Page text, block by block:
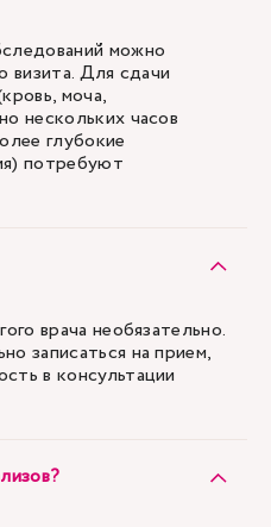
можно
визита. Для сдачи
моча,
нескольких часов
глубокие
потребуют
врача необязательно.
записаться на прием,
в консультации